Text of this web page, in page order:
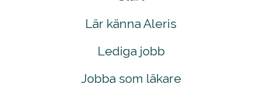
Lär känna Aleris
Lediga jobb
Jobba som läkare